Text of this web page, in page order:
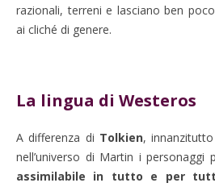
razionali, terreni e lasciano ben
ai cliché di genere.
La lingua di Westeros
A differenza di Tolkien,
nell’universo di Martin i personaggi
assimilabile in tutto e per